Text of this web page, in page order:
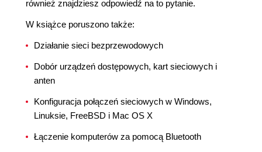
również znajdziesz odpowiedź na to pytanie.
W książce poruszono także:
Działanie sieci bezprzewodowych
Dobór urządzeń dostępowych, kart sieciowych i
anten
Konfiguracja połączeń sieciowych w Windows,
Linuksie, FreeBSD i Mac OS X
Łączenie komputerów za pomocą Bluetooth